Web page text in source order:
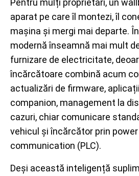
Pentru mulți proprietari, un
aparat pe care îl montezi, îl
mașina și mergi mai departe.
modernă înseamnă mai mult
furnizare de electricitate,
încărcătoare combină acum
actualizări de firmware,
companion, management la
cazuri, chiar comunicare
vehicul și încărcător prin power
communication (PLC).
Deși această inteligență